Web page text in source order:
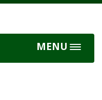
MENU
Toggle